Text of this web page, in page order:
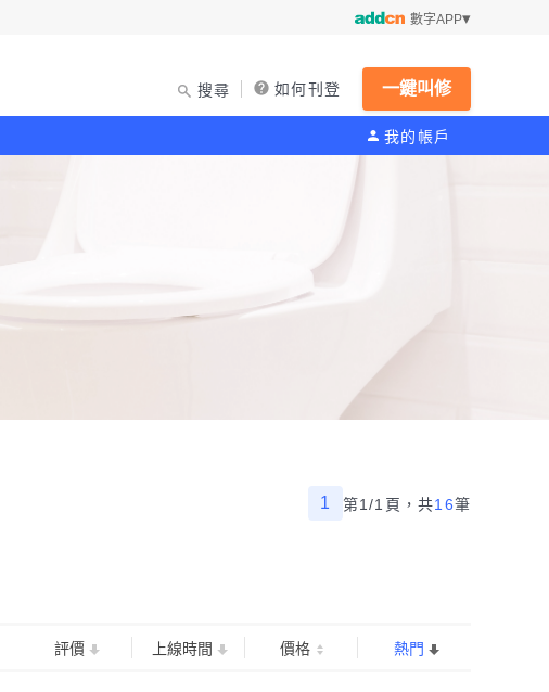
數字APP
搜尋 如何刊登 一鍵叫修
我的帳戶
1 第1/1頁， 共16筆
評價 上線時間 價格 熱門